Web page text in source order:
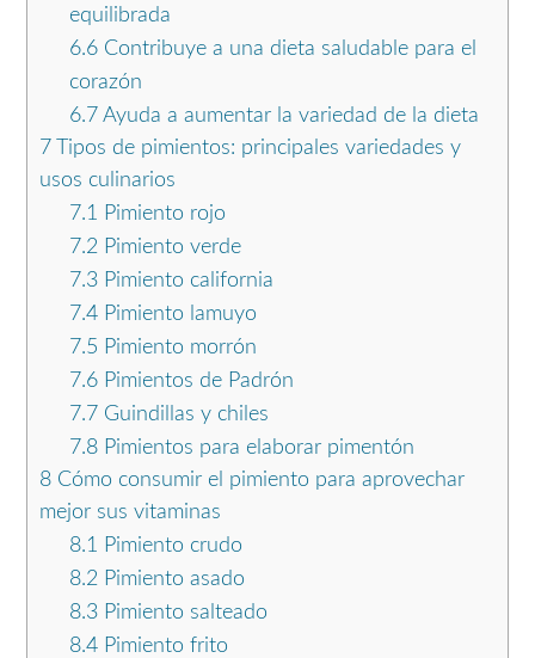
equilibrada
6.6Contribuye a una dieta saludable para el
corazón
6.7Ayuda a aumentar la variedad de la dieta
7 Tipos de pimientos: principales variedades y
usos culinarios
7.1 Pimiento rojo
7.2Pimiento verde
7.3Pimiento california
7.4Pimiento lamuyo
7.5 Pimiento morrón
7.6Pimientos de Padrón
7.7Guindillas y chiles
7.8Pimientos para elaborar pimentón
8 Cómo consumir el pimiento para aprovechar
mejor sus vitaminas
8.1 Pimiento crudo
8.2Pimiento asado
8.3Pimiento salteado
8.4Pimiento frito